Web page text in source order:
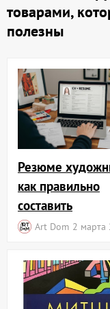
товарами,
полезны
Резюме
как правильно
составить
Art Dom 2 марта